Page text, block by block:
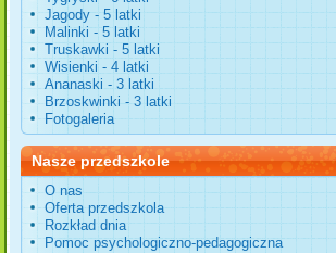
Jagody - 5 latki
Malinki - 5 latki
Truskawki - 5 latki
Wisienki - 4 latki
Ananaski - 3 latki
Brzoskwinki - 3 latki
Fotogaleria
Nasze przedszkole
O nas
Oferta przedszkola
Rozkład dnia
Pomoc psychologiczno-pedagogiczna